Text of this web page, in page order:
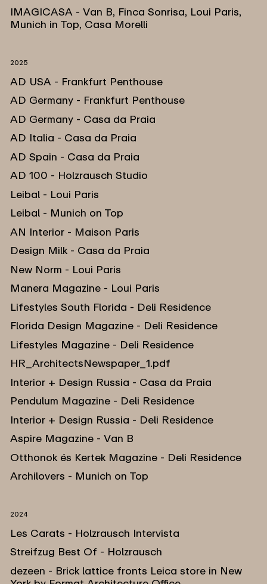
IMAGICASA - Van B, Finca Sonrisa, Loui Paris,
Munich in Top, Casa Morelli
2025
AD USA - Frankfurt Penthouse
AD Germany - Frankfurt Penthouse
AD Germany - Casa da Praia
AD Italia - Casa da Praia
AD Spain - Casa da Praia
AD 100 - Holzrausch Studio
Leibal - Loui Paris
Leibal - Munich on Top
AN Interior - Maison Paris
Design Milk - Casa da Praia
New Norm - Loui Paris
Manera Magazine - Loui Paris
Lifestyles South Florida - Deli Residence
Florida Design Magazine - Deli Residence
Lifestyles Magazine - Deli Residence
HR_ArchitectsNewspaper_1.pdf
Interior + Design Russia - Casa da Praia
Pendulum Magazine - Deli Residence
Interior + Design Russia - Deli Residence
Aspire Magazine - Van B
Otthonok és Kertek Magazine - Deli Residence
Archilovers - Munich on Top
2024
Les Carats - Holzrausch Intervista
Streifzug Best Of - Holzrausch
dezeen - Brick lattice fronts Leica store in New